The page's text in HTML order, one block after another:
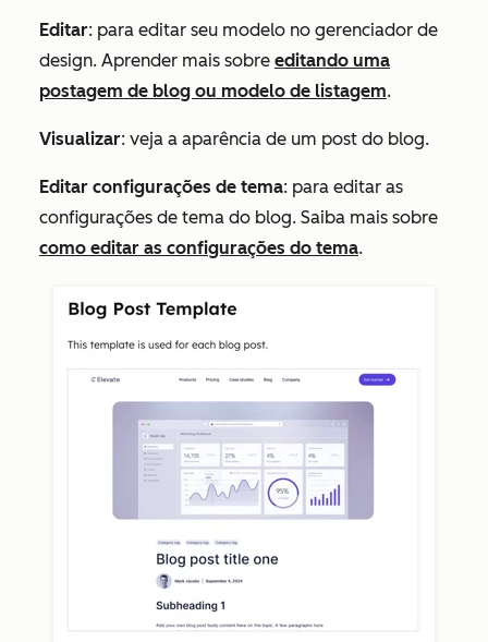
Editar: para editar seu modelo no gerenciador de
design. Aprender mais sobre editando uma
postagem de blog ou modelo de listagem.
Visualizar: veja a aparência de um post do blog.
Editar configurações de tema: para editar as
configurações de tema do blog. Saiba mais sobre
como editar as configurações do tema.